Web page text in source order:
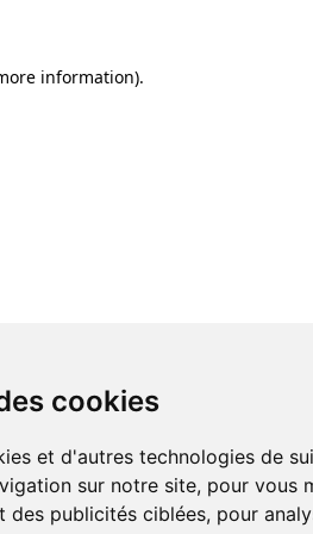
cookies
et d'autres technologies de
sur notre site, pour vous
des publicités ciblées, pour
information).